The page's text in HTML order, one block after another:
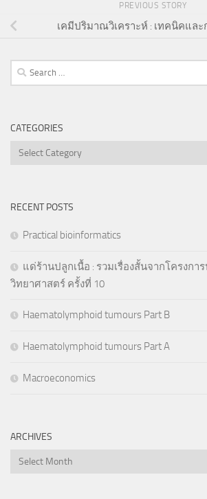
PREVIOUS STORY
เคมีปริมาณวิเคราะห์ : เทคนิคและ
Search
for:
CATEGORIES
Categories
RECENT POSTS
Practical bioinformatics
แด่ร้านปลูกเนื้อ : รวมเรื่องสั้นจากโครงกา
วิทยาศาสตร์ ครั้งที่ 10
Haematolymphoid tumours Part B
Haematolymphoid tumours Part A
Macroeconomics
ARCHIVES
Archives